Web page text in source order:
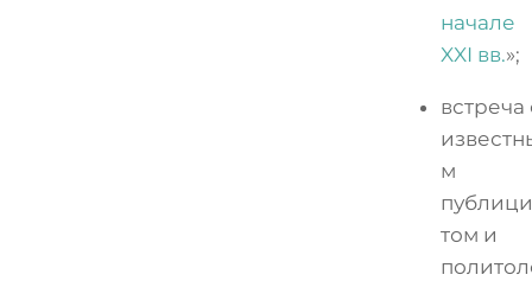
начале
XXI вв.»;
встреча
м
том и